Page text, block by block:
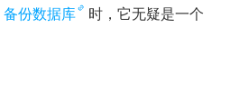
备份数据库
时，它无疑是一个